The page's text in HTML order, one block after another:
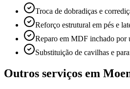
Troca de dobradiças e
Reforço estrutural em pés e
Reparo em MDF inchado por
Substituição de cavilhas e
Outros serviços em